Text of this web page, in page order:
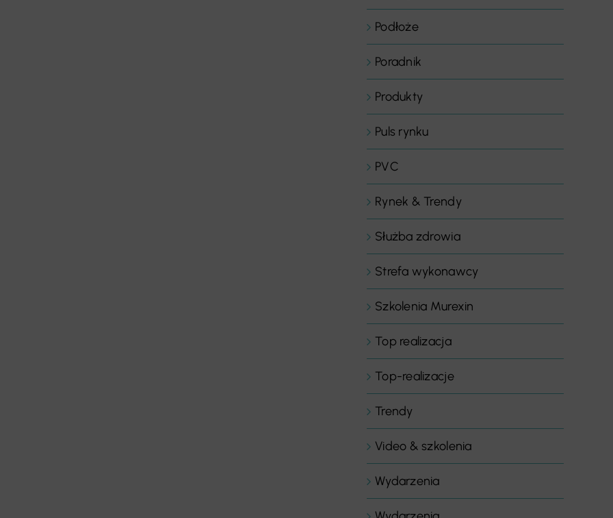
Podłoże
Poradnik
Produkty
Puls rynku
PVC
Rynek & Trendy
Służba zdrowia
Strefa wykonawcy
Szkolenia Murexin
Top realizacja
Top-realizacje
Trendy
Video & szkolenia
Wydarzenia